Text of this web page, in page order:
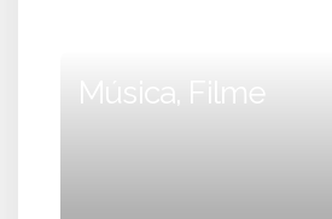
Música, Filme